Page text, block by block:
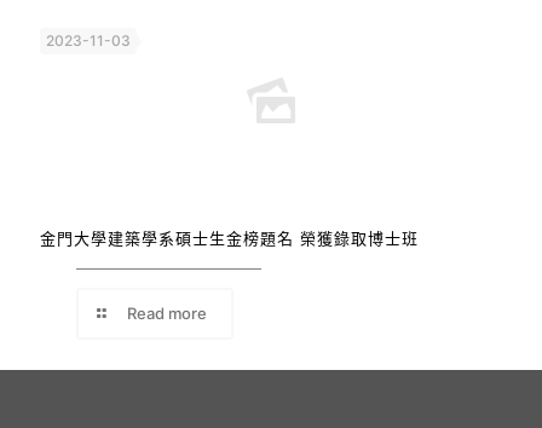
2023-11-03
金門大學建築學系碩士生金榜題名 榮獲錄取博士班
Read more